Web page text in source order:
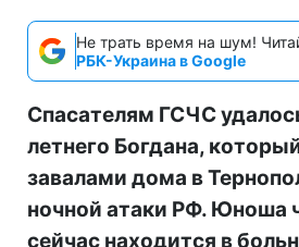
Не трать время на шум!
РБК-Украина в Google
Спасателям ГСЧС
летнего Богдана,
завалами дома в
ночной атаки РФ. Юноша
сейчас находится в